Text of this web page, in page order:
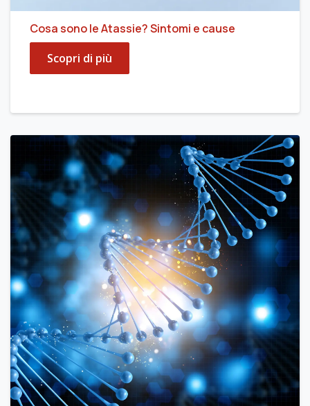
Cosa sono le Atassie? Sintomi e cause
Scopri di più